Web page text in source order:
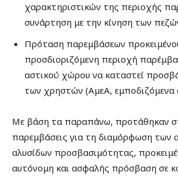
χαρακτηριστικών της περιοχής
συνάρτηση με την κίνηση των
Πρόταση παρεμβάσεων
προσδιοριζόμενη περιοχή
αστικού χώρου να καταστεί
των χρηστών (ΑμεΑ, εμποδιζόμενα
Με βάση τα παραπάνω, προτάθηκαν
παρεμβάσεις για τη διαμόρφωση των
αλυσίδων προσβασιμότητας,
αυτόνομη και ασφαλής πρόσβαση σε